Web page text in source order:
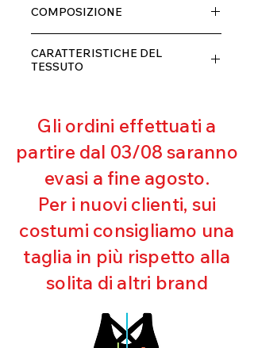
doppio strato con fodera.
entro 10 giorni dal ricevimento,
rimborseremo il cliente, escluse le
spese di spedizione, non appena
riceveremo la merce resa ed
COMPOSIZIONE
20% ELASTANE
CARATTERISTICHE DEL
TESSUTO
Resistente al pilling
Eccellente protezione dai raggi
UV
Ottima copertura
Ultra cloro resistente
Mantenimento della forma
Perfetta vestibilità
Asciugatura rapida
Bielastico
Gli ordini effettuati a
partire dal 03/08 saranno
evasi a fine agosto.
Per i nuovi clienti, sui
costumi consigliamo una
taglia in più rispetto alla
solita di altri brand